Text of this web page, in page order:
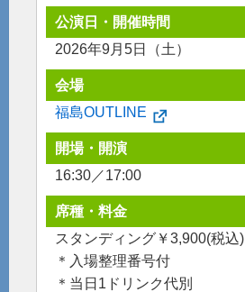
公演日・開催時間
2026年9月5日（土）
会場
福島OUTLINE
開場・開演
16:30／17:00
席種・料金
スタンディング￥3,900(税込)
＊入場整理番号付
＊当日1ドリンク代別